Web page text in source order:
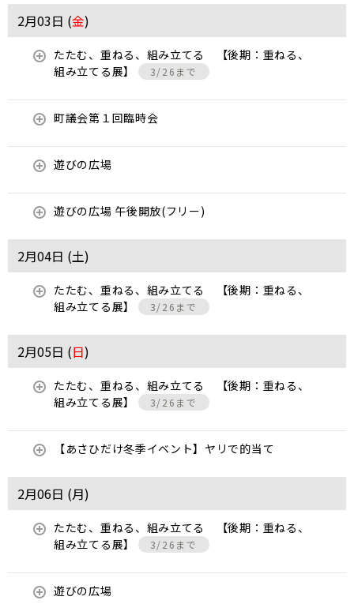
2月03日 (金)
たたむ、重ねる、組み立てる 【後期：重ねる、
組み立てる展】
3/26まで
町議会第１回臨時会
遊びの広場
遊びの広場 午後開放(フリー)
2月04日 (土)
たたむ、重ねる、組み立てる 【後期：重ねる、
組み立てる展】
3/26まで
2月05日 (日)
たたむ、重ねる、組み立てる 【後期：重ねる、
組み立てる展】
3/26まで
【あさひだけ冬季イベント】ヤリで的当て
2月06日 (月)
たたむ、重ねる、組み立てる 【後期：重ねる、
組み立てる展】
3/26まで
遊びの広場